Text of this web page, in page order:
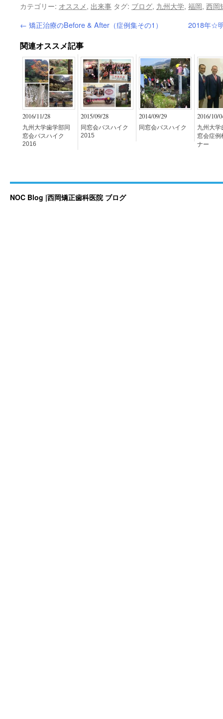
カテゴリー: オススメ, 出来事 タグ: ブログ, 九州大学, 福岡, 西岡
← 矯正治療のBefore & After（症例集その1） 2018年☆
関連オススメ記事
2016/11/28
九州大学歯学部同
窓会バスハイク
2016
2015/09/28
同窓会バスハイク
2015
2014/09/29
同窓会バスハイク
2016/10/
九州大学
窓会症例
ナー
NOC Blog |西岡矯正歯科医院 ブログ